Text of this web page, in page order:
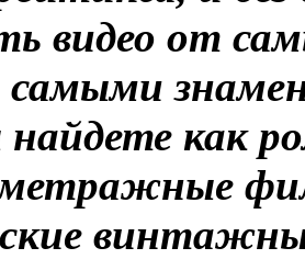
видео от
самыми
найдете как